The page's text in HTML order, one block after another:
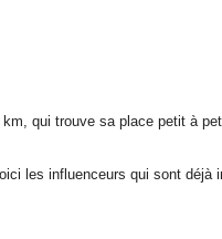
qui trouve sa place petit à
les influenceurs qui sont déjà